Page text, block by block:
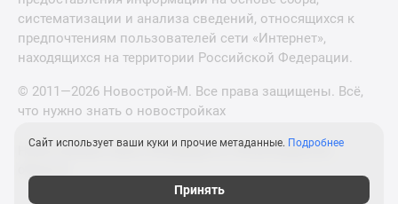
систематизации и анализа сведений, относящихся к
предпочтениям пользователей сети «Интернет»,
находящихся на территории Российской Федерации.
© 2011—2026 Новострой-М. Все права защищены. Всё,
что нужно знать о новостройках
Новостройки Санкт-Петербурга и Ленинградской
Сайт использует ваши куки и прочие метаданные. Подробнее
Принять